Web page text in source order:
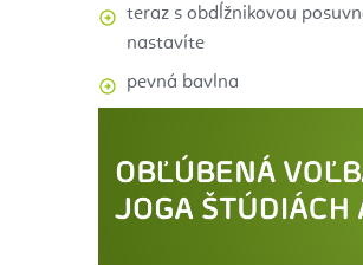
teraz s obdĺžnikovou
nastavíte
pevná bavlna